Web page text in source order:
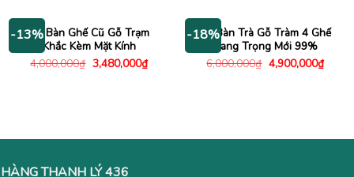
-13%Bộ Bàn Ghế Cũ Gỗ Trạm
Khắc Kèm Mặt Kính
4,000,000₫ Giá
gốc
3,480,000₫Giá
hiện
-18%
Bộ Bàn Trà Gỗ Tràm 4 Ghế
Sang Trọng Mới 99%
6,000,000₫ Giá
gốc
4,900,000₫Giá
hiện
HÀNG THANH LÝ 436